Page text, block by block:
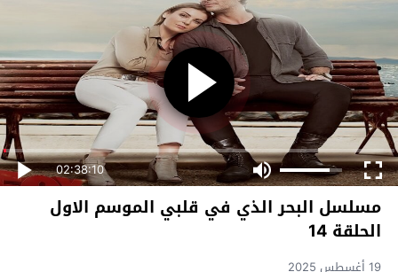
02:38:10
مسلسل البحر الذي في قلبي الموسم الاول
الحلقة 14
19 أغسطس 2025